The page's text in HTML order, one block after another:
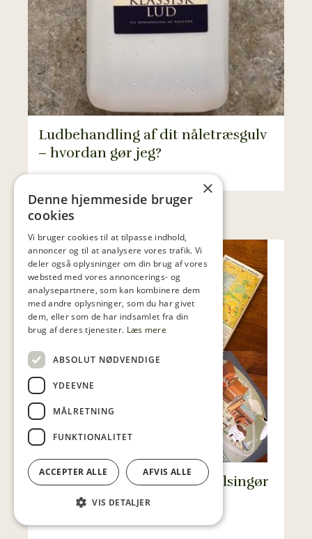
Ludbehandling af dit nåletræsgulv
– hvordan gør jeg?
Aktiviteter for familien i Helsingør
efter lukketid
×
Denne hjemmeside bruger
cookies
Vi bruger cookies til at tilpasse indhold,
annoncer og til at analysere vores trafik. Vi
deler også oplysninger om din brug af vores
websted med vores annoncerings- og
analysepartnere, som kan kombinere dem
med andre oplysninger, som du har givet
dem, eller som de har indsamlet fra din
brug af deres tjenester. Læs mere
ABSOLUT NØDVENDIGE
YDEEVNE
MÅLRETNING
FUNKTIONALITET
ACCEPTER ALLE AFVIS ALLE
VIS DETALJER